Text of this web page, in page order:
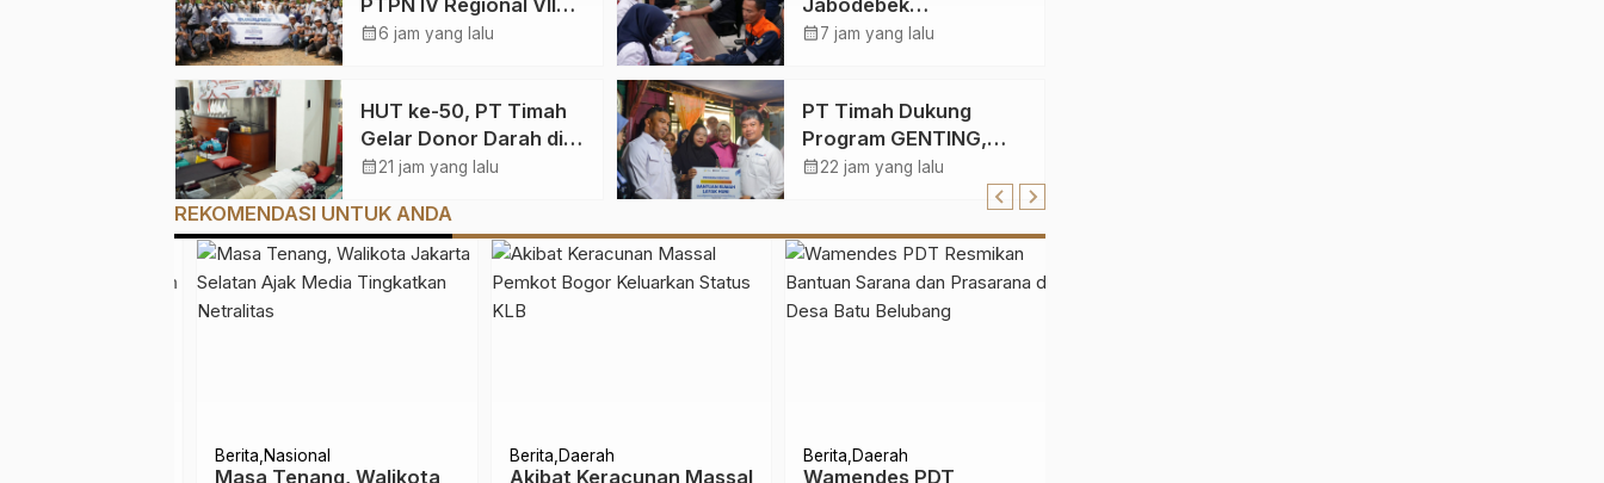
PTPN IV Regional VII
Dukung Peningkatan
Pelatihan Avenza Maps
di Way Kanan
calendar_month6 jam yang lalu
Jabodebek
Berlangsung Saat
calendar_month7 jam yang lalu
HUT ke-50, PT Timah
Gelar Donor Darah di
Jakarta
calendar_month21 jam yang lalu
PT Timah Dukung
Program GENTING,
Bantu Tiga Keluarga
calendar_month22 jam yang lalu
REKOMENDASI UNTUK ANDA
Berita Nasional
Masa Tenang, Walikota
Berita Daerah
Akibat Keracunan Massal
Berita Daerah
Wamendes PDT